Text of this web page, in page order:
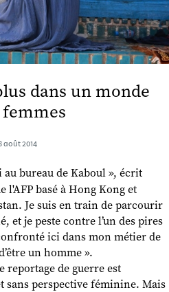
dans un monde
femmes
août 2014
bureau de Kaboul », écrit
l'AFP basé à Hong Kong et
Je suis en train de parcourir
et je peste contre l’un des pires
ici dans mon métier de
un homme ».
reportage de guerre est
sans perspective féminine. Mais